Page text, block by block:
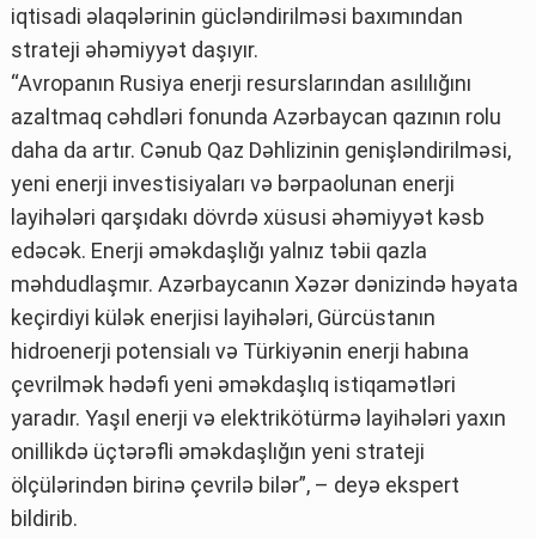
iqtisadi əlaqələrinin gücləndirilməsi baxımından
strateji əhəmiyyət daşıyır.
“Avropanın Rusiya enerji resurslarından asılılığını
azaltmaq cəhdləri fonunda Azərbaycan qazının rolu
daha da artır. Cənub Qaz Dəhlizinin genişləndirilməsi,
yeni enerji investisiyaları və bərpaolunan enerji
layihələri qarşıdakı dövrdə xüsusi əhəmiyyət kəsb
edəcək. Enerji əməkdaşlığı yalnız təbii qazla
məhdudlaşmır. Azərbaycanın Xəzər dənizində həyata
keçirdiyi külək enerjisi layihələri, Gürcüstanın
hidroenerji potensialı və Türkiyənin enerji habına
çevrilmək hədəfi yeni əməkdaşlıq istiqamətləri
yaradır. Yaşıl enerji və elektrikötürmə layihələri yaxın
onillikdə üçtərəfli əməkdaşlığın yeni strateji
ölçülərindən birinə çevrilə bilər”, – deyə ekspert
bildirib.